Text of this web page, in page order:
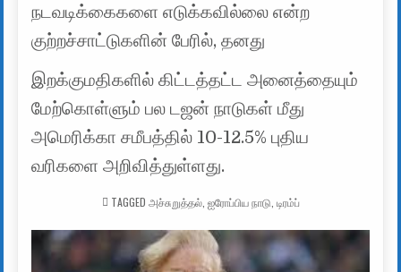
நடவடிக்கைகளை எடுக்கவில்லை என்ற
குற்றச்சாட்டுகளின் பேரில், தனது
இறக்குமதிகளில் கிட்டத்தட்ட அனைத்தையும்
மேற்கொள்ளும் பல டஜன் நாடுகள் மீது
அமெரிக்கா சமீபத்தில் 10-12.5% ​​புதிய
வரிகளை அறிவித்துள்ளது.
TAGGED அச்சுறுத்தல், ஐரோப்பிய நாடு டிரம்ப்